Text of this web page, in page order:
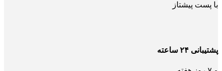
با پست پیشتاز
پشتیبانی ۲۴ ساعته